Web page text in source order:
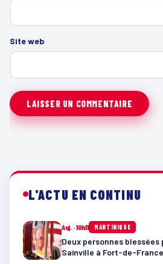
Site web
L'ACTU EN CONTINU
Auj. · 10h11 MARTINIQUE
Deux personnes
Sainville à Fort-de-France